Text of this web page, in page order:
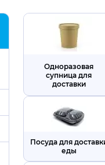
Одноразовая
супница для
доставки
Посуда для
еды